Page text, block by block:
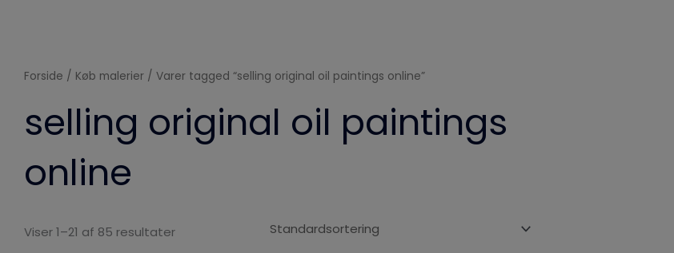
Forside / Køb malerier / Varer tagged “selling original oil paintings online”
selling original oil paintings
online
Viser 1–21 af 85 resultater